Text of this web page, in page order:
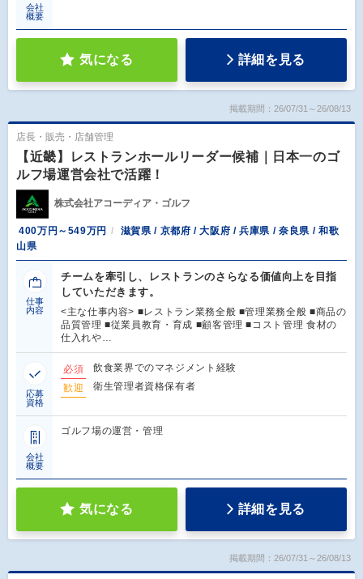
会社
概要
気になる 詳細を見る
掲載期間：26/07/31～26/08/13
店長・販売・店舗管理
【近畿】レストランホールリーダー候補｜日本一のゴ
ルフ場運営会社で活躍！
株式会社アコーディア・ゴルフ
400万円～549万円
滋賀県 / 京都府 / 大阪府 / 兵庫県 / 奈良県 / 和歌
山県
仕事
内容
チームを牽引し、レストランのさらなる価値向上を目指
していただきます。
<主な仕事内容> ■レストラン業務全般 ■管理業務全般 ■商品の
品質管理 ■従業員教育・育成 ■顧客管理 ■コスト管理 食材の
仕入れや…
応募
資格
必須
飲食業界でのマネジメント経験
歓迎
衛生管理者資格保有者
会社
概要
ゴルフ場の運営・管理
気になる 詳細を見る
掲載期間：26/07/31～26/08/13